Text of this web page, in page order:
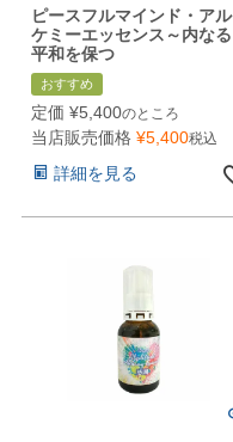
ピースフルマインド・アル
ケミーエッセンス～内なる
平和を保つ
おすすめ
定価 ¥5,400のところ
当店販売価格 ¥5,400税込
詳細を見る